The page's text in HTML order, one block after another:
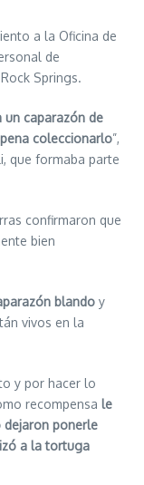
a la Oficina de
de
Springs.
un caparazón de
coleccionarlo”,
que formaba parte
confirmaron que
bien
blando y
vivos en la
y por hacer lo
recompensa le
dejaron ponerle
a la tortuga